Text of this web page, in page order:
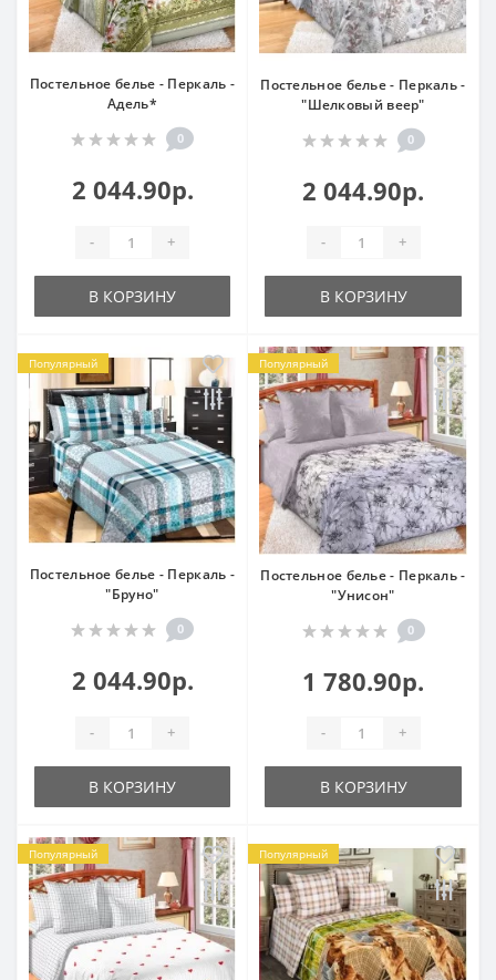
Постельное белье - Перкаль -
Адель*
0
2 044.90р.
- +
В КОРЗИНУ
Постельное белье - Перкаль -
"Шелковый веер"
0
2 044.90р.
- +
В КОРЗИНУ
Популярный
Постельное белье - Перкаль -
"Бруно"
0
2 044.90р.
- +
В КОРЗИНУ
Популярный
Постельное белье - Перкаль -
"Унисон"
0
1 780.90р.
- +
В КОРЗИНУ
Популярный Популярный